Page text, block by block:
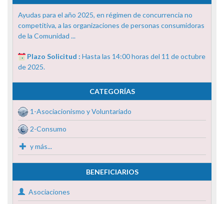
Ayudas para el año 2025, en régimen de concurrencia no
competitiva, a las organizaciones de personas consumidoras
de la Comunidad ...
Plazo Solicitud : Hasta las 14:00 horas del 11 de octubre
de 2025.
CATEGORÍAS
1-Asociacionismo y Voluntariado
2-Consumo
y más...
BENEFICIARIOS
Asociaciones